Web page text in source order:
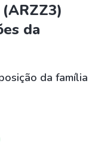
da
da família